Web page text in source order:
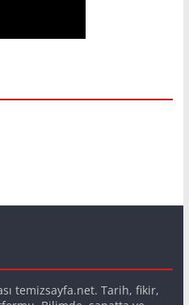
temizsayfa.net. Tarih, fikir,